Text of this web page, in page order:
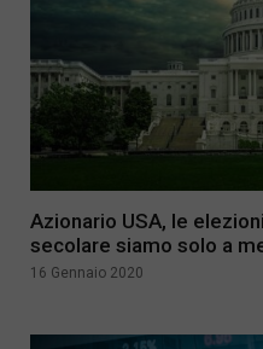
Azionario USA, le
secolare siamo solo a
16 Gennaio 2020